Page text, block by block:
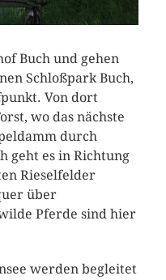
Buch und gehen
Schloßpark Buch,
Von dort
wo das nächste
durch
geht es in Richtung
Rieselfelder
über
Pferde sind hier
werden begleitet